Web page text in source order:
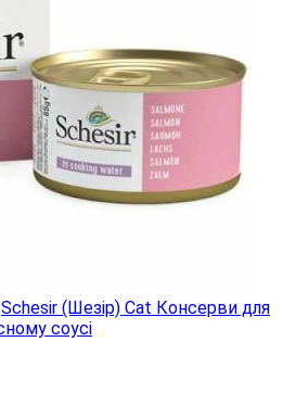
Schesir (Шезір) Cat Консерви для
соусі